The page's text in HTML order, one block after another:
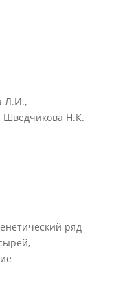
Л.И.,
Н.К.
ряд